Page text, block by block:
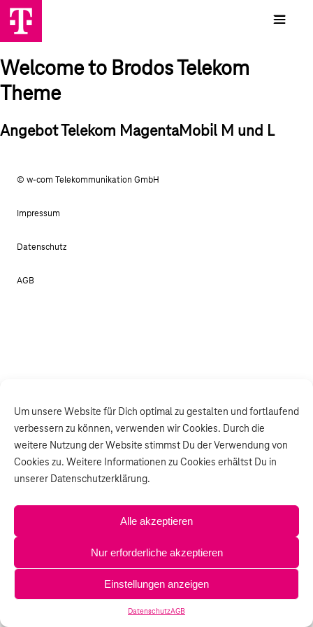
Um unsere Website für Dich optimal zu gestalten und fortlaufend
verbessern zu können, verwenden wir Cookies. Durch die
weitere Nutzung der Website stimmst Du der Verwendung von
Cookies zu. Weitere Informationen zu Cookies erhältst Du in
unserer Datenschutzerklärung.
Alle akzeptieren
Nur erforderliche akzeptieren
Einstellungen anzeigen
DatenschutzAGB
Welcome to Brodos Telekom
Theme
Angebot Telekom MagentaMobil M und L
© w-com Telekommunikation GmbH
Impressum
Datenschutz
AGB